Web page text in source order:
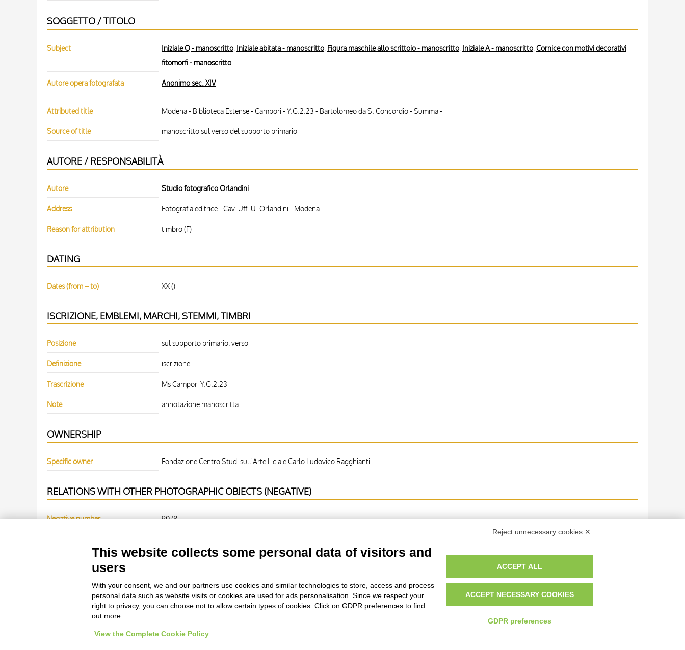
SOGGETTO / TITOLO
Subject Iniziale Q - manoscritto, Iniziale abitata - manoscritto, Figura maschile allo scrittoio - manoscritto, Iniziale A - manoscritto,Cornice con motivi decorativi
fitomorfi - manoscritto
Autore opera fotografata Anonimo sec. XIV
Attributed title Modena - Biblioteca Estense - Campori - Y.G.2.23 - Bartolomeo da S. Concordio - Summa -
Source of title manoscritto sul verso del supporto primario
AUTORE / RESPONSABILITÀ
Autore Studio fotografico Orlandini
Address Fotografia editrice - Cav. Uff. U. Orlandini - Modena
Reason for attribution timbro (F)
DATING
Dates (from – to) XX ()
ISCRIZIONE, EMBLEMI, MARCHI, STEMMI, TIMBRI
Posizione sul supporto primario: verso
Definizione iscrizione
Trascrizione Ms Campori Y.G.2.23
Note annotazione manoscritta
OWNERSHIP
Specific owner Fondazione Centro Studi sull'Arte Licia e Carlo Ludovico Ragghianti
RELATIONS WITH OTHER PHOTOGRAPHIC OBJECTS (NEGATIVE)
Negative number 9078
WORK OF ART
Work of art Entry
Le immagini e le foto presenti in questo sito sono soggette alle norme sul diritto d’autore, legge 22 aprile 1941 n. 633. I diritti degli autori, degli artisti e dei fotografi che hanno realizzato le opere e le immagini, degli enti e
Reject unnecessary cookies ✕
This website collects some personal data of visitors and
users
With your consent, we and our partners use cookies and similar technologies to store, access and process
personal data such as website visits or cookies are used for ads personalisation. Since we respect your
right to privacy, you can choose not to allow certain types of cookies. Click on GDPR preferences to find
out more.
View the Complete Cookie Policy
ACCEPT ALL
ACCEPT NECESSARY COOKIES
GDPR preferences